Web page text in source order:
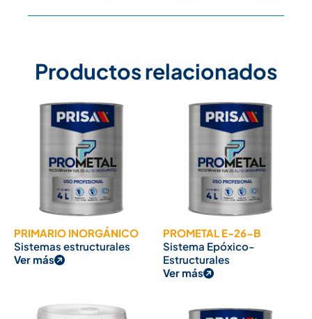
Productos relacionados
PRIMARIO INORGÁNICO
Sistemas estructurales
Ver más
PROMETAL E-26-B
Sistema Epóxico-
Estructurales
Ver más